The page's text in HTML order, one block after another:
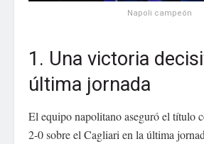
Napoli campeón
1. Una victoria
última jornada
El equipo napolitano aseguró el título
2-0 sobre el Cagliari en la última